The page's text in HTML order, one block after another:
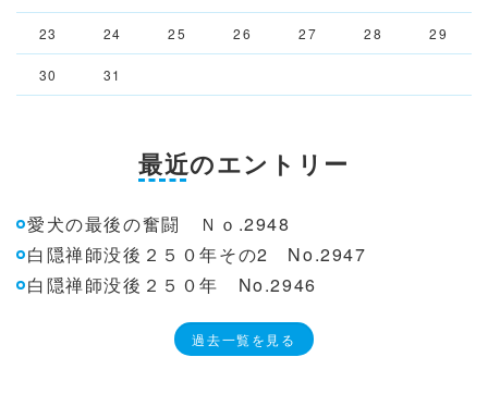
23 24 25 26 27 28 29
30 31
最近のエントリー
愛犬の最後の奮闘 Ｎｏ.2948
白隠禅師没後２５０年その2 No.2947
白隠禅師没後２５０年 No.2946
過去一覧を見る